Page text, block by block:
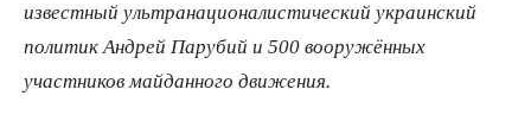
известный ультранационалистический украинский
политик Андрей Парубий и 500 вооружённых
участников майданного движения.